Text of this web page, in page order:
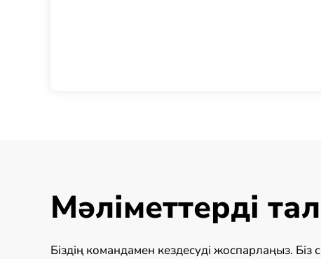
Мәліметтерді
Біздің командамен кездесуді жоспарлаңыз. Біз